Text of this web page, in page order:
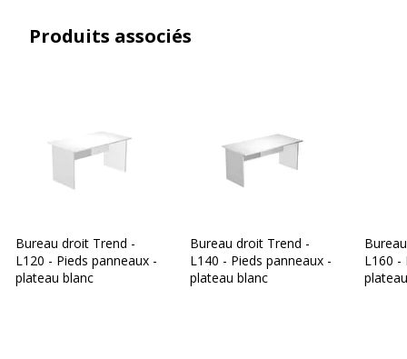
Caractéristiques générales
Caractéristiques générales
Type de produit Bureau
Produits associés
Bureau droit Trend -
L120 - Pieds panneaux -
plateau blanc
Bureau droit Trend -
L140 - Pieds panneaux -
plateau blanc
L160 -